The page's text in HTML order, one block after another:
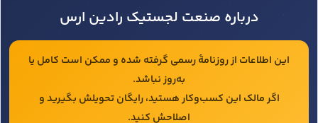
درباره صنعت لجستیک رادین ارس
این اطلاعات از روزنامهٔ رسمی گرفته شده و ممکن است کامل یا
به‌روز نباشد.
اگر مالک این کسب‌وکار هستید، رایگان تحویلش بگیرید و
اصلاحش کنید.